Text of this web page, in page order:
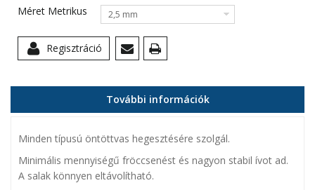
Méret Metrikus
2,5 mm
Regisztráció
További információk
Minden típusú öntöttvas hegesztésére szolgál.
Minimális mennyiségű fröccsenést és nagyon stabil ívot ad.
A salak könnyen eltávolítható.